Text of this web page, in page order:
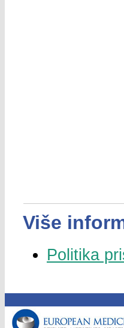
Više
Politika